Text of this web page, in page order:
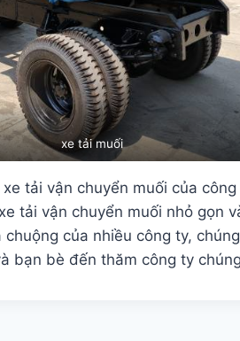
xe tải muối
tải vận chuyển muối của
tải vận chuyển muối nhỏ gọn
của nhiều công ty,
bạn bè đến thăm công ty